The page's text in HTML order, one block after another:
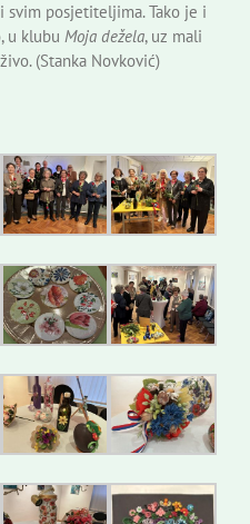
posjetiteljima. Tako je i
u klubu Moja dežela, uz mali
(Stanka Novković)